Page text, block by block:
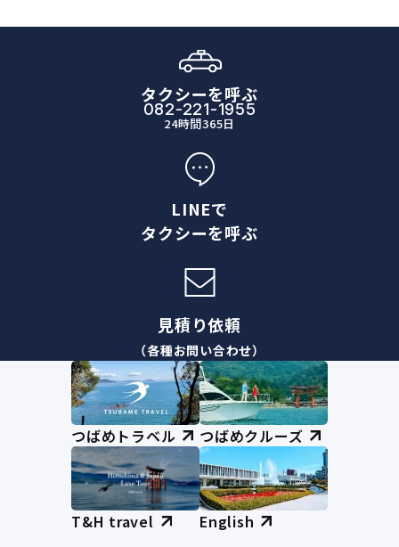
タクシーを呼ぶ
082-221-1955
24時間365日
LINEで
タクシーを呼ぶ
見積り依頼
（各種お問い合わせ）
つばめトラベル つばめクルーズ
T&H travel English